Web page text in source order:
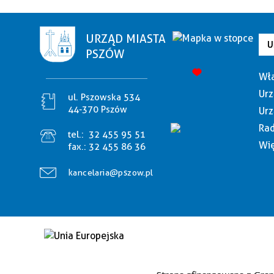
URZĄD MIASTA
PSZÓW
ul. Pszowska 534
44-370 Pszów
tel.: 32 455 95 51
fax.: 32 455 86 36
kancelaria@pszow.pl